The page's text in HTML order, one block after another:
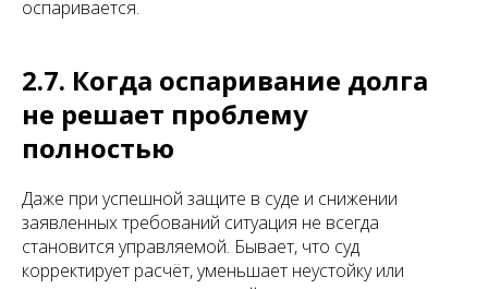
оспаривается.
2.7. Когда оспаривание долга
не решает проблему
полностью
Даже при успешной защите в суде и снижении
заявленных требований ситуация не всегда
становится управляемой. Бывает, что суд
корректирует расчёт, уменьшает неустойку или